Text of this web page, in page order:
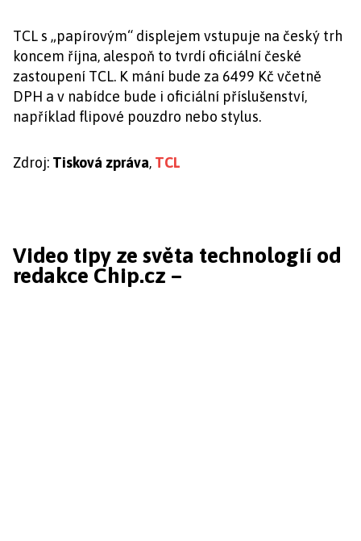
TCL s „papírovým“ displejem vstupuje na český trh
koncem října, alespoň to tvrdí oficiální české
zastoupení TCL. K mání bude za 6499 Kč včetně
DPH a v nabídce bude i oficiální příslušenství,
například flipové pouzdro nebo stylus.
Zdroj: Tisková zpráva, TCL
Video tipy ze světa technologií od
redakce Chip.cz –